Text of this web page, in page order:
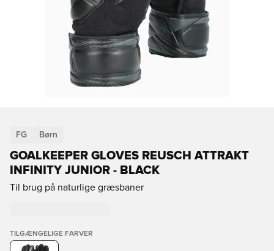
FG Børn
GOALKEEPER GLOVES REUSCH ATTRAKT
INFINITY JUNIOR - BLACK
Til brug på naturlige græsbaner
TILGÆNGELIGE FARVER